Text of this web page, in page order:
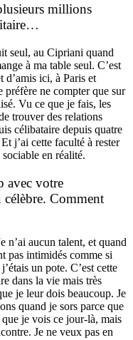
millions
seul, au Cipriani quand
à ma table seul. C’est
d’amis ici, à Paris et
préfère ne compter que sur
Vu ce que je fais, les
trouver des relations
célibataire depuis quatre
j’ai cette faculté à rester
sociable en réalité.
avec votre
célèbre. Comment
n’ai aucun talent, et quand
pas intimidés comme si
un pote. C’est cette
dans la vie mais très
je leur dois beaucoup. Je
quand je sors parce que
que je vois ce jour-là, mais
Je ne veux pas en